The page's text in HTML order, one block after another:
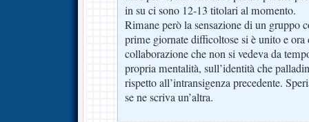
in su ci sono 12-13 titolari al momento.
Rimane però la sensazione di un gruppo
prime giornate difficoltose si è unito e
collaborazione che non si vedeva da
propria mentalità, sull’identità che
rispetto all’intransigenza precedente.
se ne scriva un’altra.